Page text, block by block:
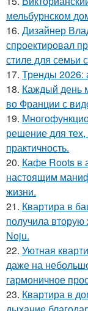
мельбурнском
16. Дизайнер
спроектировал
стиле для семьи
17. Тренды 2026:
18. Каждый день
во Франции с
19.
решение для тех,
практичность.
20. Кафе Roots в
настоящим
жизни.
21. Квартира в
получила вторую
Noju.
22. Уютная
даже на
гармоничное
23. Квартира в